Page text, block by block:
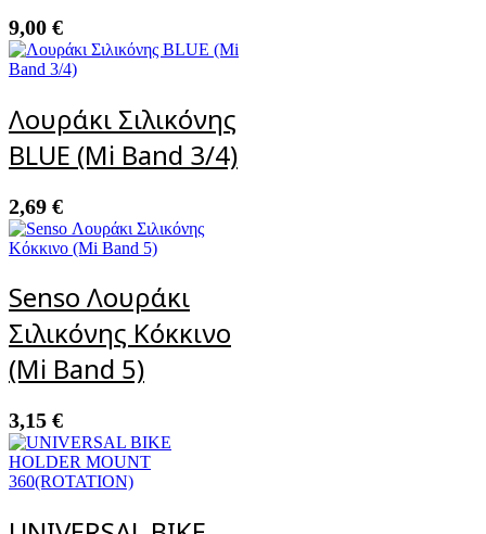
9,00 €
Λουράκι Σιλικόνης
BLUE (Mi Band 3/4)
2,69 €
Senso Λουράκι
Σιλικόνης Κόκκινο
(Mi Band 5)
3,15 €